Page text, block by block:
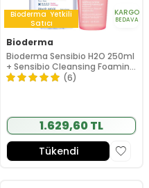
Bioderma Yetkili
Satıcı
KARGO
BEDAVA
Bioderma
Bioderma Sensibio H2O 250ml
+ Sensibio Cleansing Foaming
Gel 200ml
(6)
1.629,60 TL
Tükendi